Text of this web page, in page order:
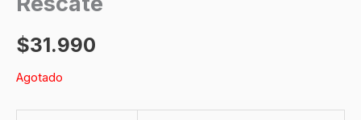
$31.990
Agotado